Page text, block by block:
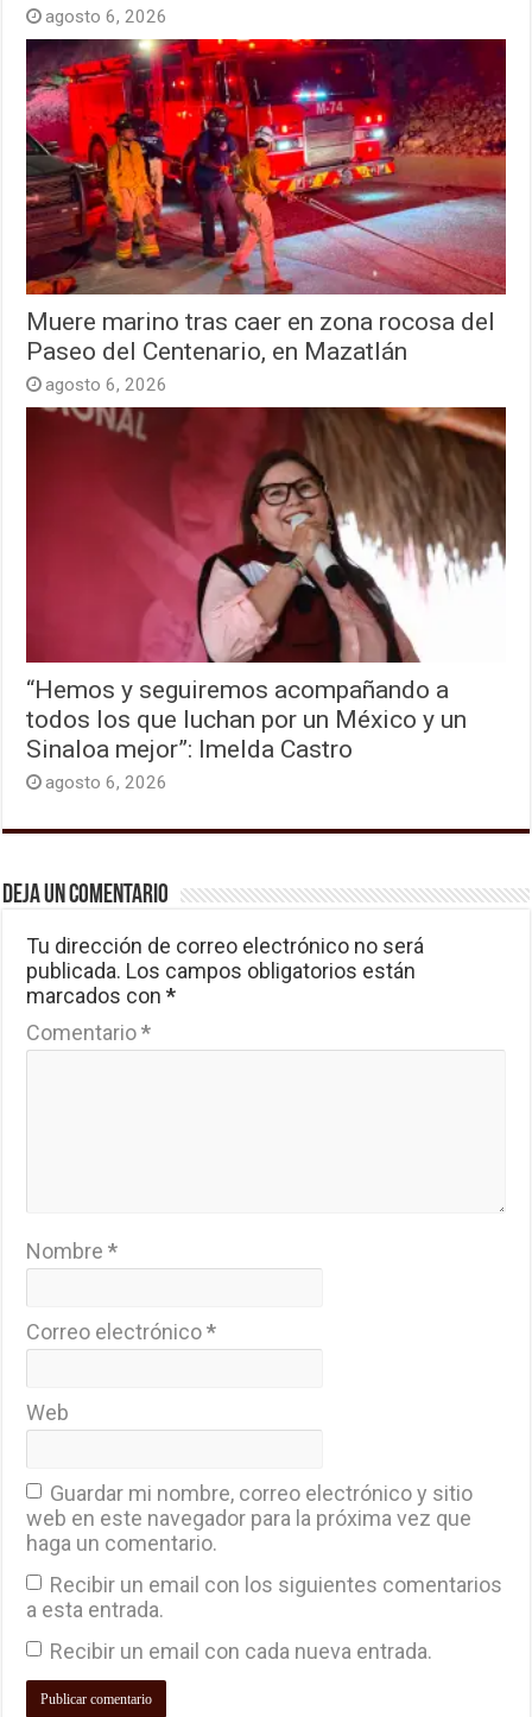
agosto 6, 2026
Muere marino tras caer en zona rocosa del
Paseo del Centenario, en Mazatlán
agosto 6, 2026
“Hemos y seguiremos acompañando a
todos los que luchan por un México y un
Sinaloa mejor”: Imelda Castro
agosto 6, 2026
Deja un comentario
Tu dirección de correo electrónico no será
publicada. Los campos obligatorios están
marcados con*
Comentario*
Nombre*
Correo electrónico*
Web
Guardar mi nombre, correo electrónico y sitio
web en este navegador para la próxima vez que
haga un comentario.
Recibir un email con los siguientes comentarios
a esta entrada.
Recibir un email con cada nueva entrada.